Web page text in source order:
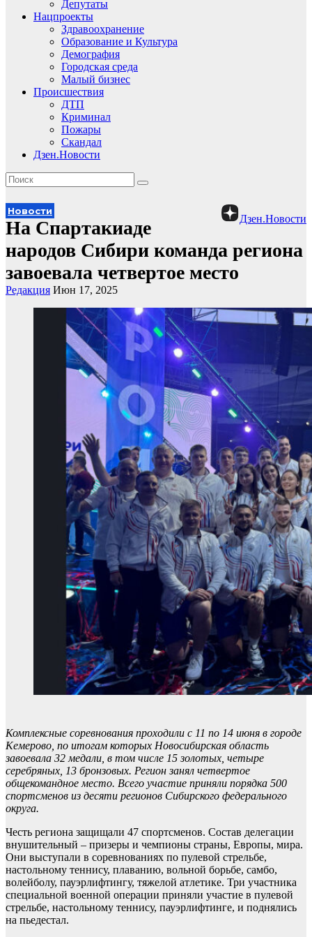
Депутаты
Нацпроекты
Здравоохранение
Образование и Культура
Демография
Городская среда
Малый бизнес
Происшествия
ДТП
Криминал
Пожары
Скандал
Дзен.Новости
Дзен.Новости
Новости
На Спартакиаде
народов Сибири команда региона
завоевала четвертое место
Редакция Июн 17, 2025
Комплексные соревнования проходили с 11 по 14 июня в городе
Кемерово, по итогам которых Новосибирская область
завоевала 32 медали, в том числе 15 золотых, четыре
серебряных, 13 бронзовых. Регион занял четвертое
общекомандное место. Всего участие приняли порядка 500
спортсменов из десяти регионов Сибирского федерального
округа.
Честь региона защищали 47 спортсменов. Состав делегации
внушительный – призеры и чемпионы страны, Европы, мира.
Они выступали в соревнованиях по пулевой стрельбе,
настольному теннису, плаванию, вольной борьбе, самбо,
волейболу, пауэрлифтингу, тяжелой атлетике. Три участника
специальной военной операции приняли участие в пулевой
стрельбе, настольному теннису, пауэрлифтинге, и поднялись
на пьедестал.